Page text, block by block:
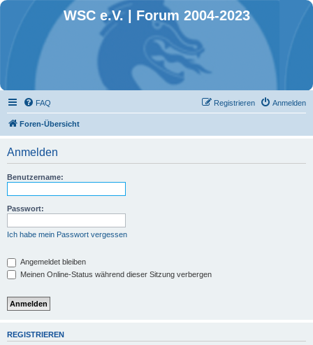
WSC e.V. | Forum 2004-2023
FAQ Anmelden
Registrieren
Foren-Übersicht
Anmelden
Benutzername:
Passwort:
Ich habe mein Passwort vergessen
Angemeldet bleiben
Meinen Online-Status während dieser Sitzung verbergen
REGISTRIEREN